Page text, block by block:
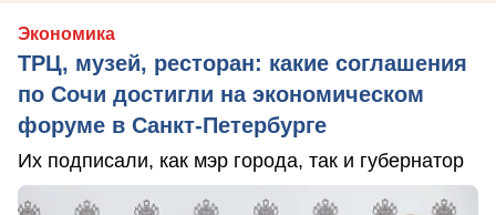
Экономика
ТРЦ, музей, ресторан: какие соглашения
по Сочи достигли на экономическом
форуме в Санкт-Петербурге
Их подписали, как мэр города, так и губернатор